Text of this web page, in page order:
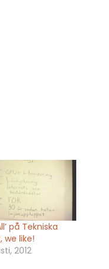
på Tekniska
we like!
2012